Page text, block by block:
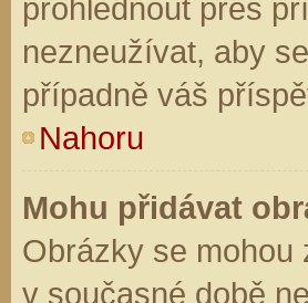
prohlédnout přes
nezneužívat, aby
případně váš
Nahoru
Mohu přidávat
Obrázky se
v současné době